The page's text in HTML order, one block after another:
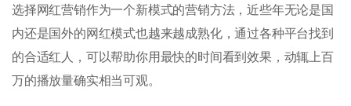
选择网红营销作为一个新模式的营销方法，近些年无论是国
内还是国外的网红模式也越来越成熟化，通过各种平台找到
的合适红人，可以帮助你用最快的时间看到效果，动辄上百
万的播放量确实相当可观。